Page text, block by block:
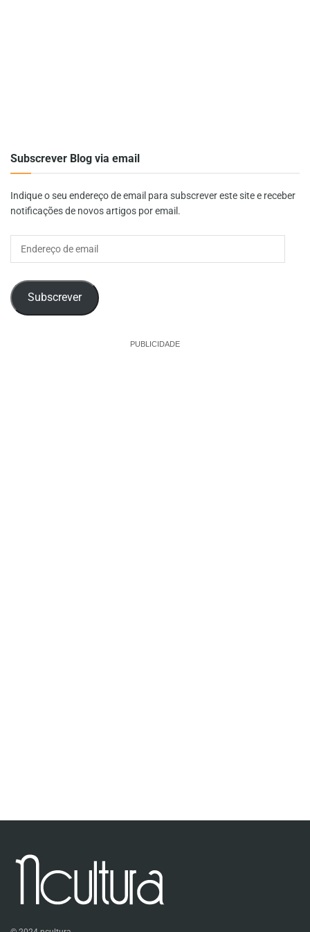
Subscrever Blog via email
Indique o seu endereço de email para subscrever este site e receber
notificações de novos artigos por email.
Subscrever
PUBLICIDADE